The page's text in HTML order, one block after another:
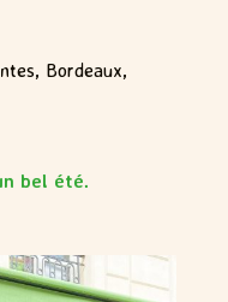
Bordeaux,
bel été.